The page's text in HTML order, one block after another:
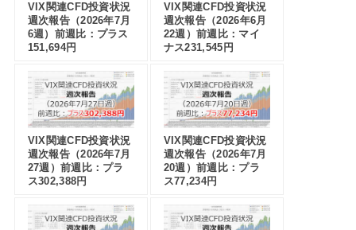
VIX関連CFD投資状況
週次報告（2026年7月
6週）前週比：プラス
151,694円
VIX関連CFD投資状況
週次報告（2026年6月
22週）前週比：マイ
ナス231,545円
VIX関連CFD投資状況
週次報告（2026年7月
27週）前週比：プラ
ス302,388円
VIX関連CFD投資状況
週次報告（2026年7月
20週）前週比：プラ
ス77,234円